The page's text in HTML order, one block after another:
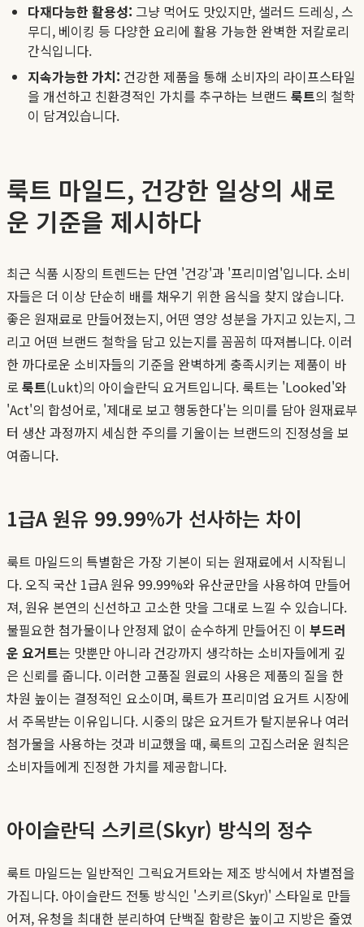
다재다능한 활용성: 그냥 먹어도 맛있지만, 샐러드 드레싱, 스
무디, 베이킹 등 다양한 요리에 활용 가능한 완벽한 저칼로리
간식입니다.
지속가능한 가치: 건강한 제품을 통해 소비자의 라이프스타일
을 개선하고 친환경적인 가치를 추구하는 브랜드 룩트의 철학
이 담겨있습니다.
룩트 마일드, 건강한 일상의 새로
운 기준을 제시하다
최근 식품 시장의 트렌드는 단연 '건강'과 '프리미엄'입니다. 소비
자들은 더 이상 단순히 배를 채우기 위한 음식을 찾지 않습니다.
좋은 원재료로 만들어졌는지, 어떤 영양 성분을 가지고 있는지, 그
리고 어떤 브랜드 철학을 담고 있는지를 꼼꼼히 따져봅니다. 이러
한 까다로운 소비자들의 기준을 완벽하게 충족시키는 제품이 바
로 룩트(Lukt)의 아이슬란딕 요거트입니다. 룩트는 'Looked'와
'Act'의 합성어로, '제대로 보고 행동한다'는 의미를 담아 원재료부
터 생산 과정까지 세심한 주의를 기울이는 브랜드의 진정성을 보
여줍니다.
1급A 원유 99.99%가 선사하는 차이
룩트 마일드의 특별함은 가장 기본이 되는 원재료에서 시작됩니
다. 오직 국산 1급A 원유 99.99%와 유산균만을 사용하여 만들어
져, 원유 본연의 신선하고 고소한 맛을 그대로 느낄 수 있습니다.
불필요한 첨가물이나 안정제 없이 순수하게 만들어진 이 부드러
운 요거트는 맛뿐만 아니라 건강까지 생각하는 소비자들에게 깊
은 신뢰를 줍니다. 이러한 고품질 원료의 사용은 제품의 질을 한
차원 높이는 결정적인 요소이며, 룩트가 프리미엄 요거트 시장에
서 주목받는 이유입니다. 시중의 많은 요거트가 탈지분유나 여러
첨가물을 사용하는 것과 비교했을 때, 룩트의 고집스러운 원칙은
소비자들에게 진정한 가치를 제공합니다.
아이슬란딕 스키르(Skyr) 방식의 정수
룩트 마일드는 일반적인 그릭요거트와는 제조 방식에서 차별점을
가집니다. 아이슬란드 전통 방식인 '스키르(Skyr)' 스타일로 만들
어져, 유청을 최대한 분리하여 단백질 함량은 높이고 지방은 줄였